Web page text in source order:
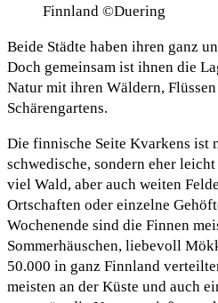
Finnland ©Duering
Beide Städte haben ihren ganz
Doch gemeinsam ist ihnen die
Natur mit ihren Wäldern,
Schärengartens.
Die finnische Seite Kvarkens ist
schwedische, sondern eher
viel Wald, aber auch weiten
Ortschaften oder einzelne
Wochenende sind die Finnen
Sommerhäuschen, liebevoll
50.000 in ganz Finnland
meisten an der Küste und auch